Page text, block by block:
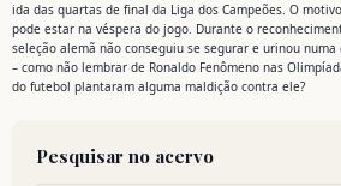
ida das quartas de final da Liga dos Campeões. O
pode estar na véspera do jogo. Durante o
seleção alemã não conseguiu se segurar e urinou
– como não lembrar de Ronaldo Fenômeno nas
do futebol plantaram alguma maldição contra ele?
Pesquisar no acervo